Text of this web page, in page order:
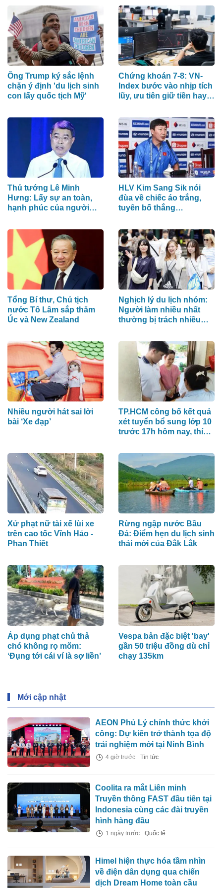
Ông Trump ký sắc lệnh
chặn ý định 'du lịch sinh
con lấy quốc tịch Mỹ'
Chứng khoán 7-8: VN-
Index bước vào nhịp tích
lũy, ưu tiên giữ tiền hay
Thủ tướng Lê Minh
Hưng: Lấy sự an toàn,
hạnh phúc của người
ninh mạng
HLV Kim Sang Sik nói
đùa về chiếc áo trắng,
tuyên bố thắng
hình mạnh nhất
Tổng Bí thư, Chủ tịch
nước Tô Lâm sắp thăm
Úc và New Zealand
Nghịch lý du lịch nhóm:
Người làm nhiều nhất
thường bị trách nhiều
Nhiều người hát sai lời
bài ‘Xe đạp’
TP.HCM công bố kết quả
xét tuyển bổ sung lớp 10
trước 17h hôm nay, thí
Xử phạt nữ tài xế lùi xe
trên cao tốc Vĩnh Hảo -
Phan Thiết
Rừng ngập nước Bầu
Đá: Điểm hẹn du lịch sinh
thái mới của Đắk Lắk
Áp dụng phạt chủ thả
chó không rọ mõm:
‘Đụng tới cái ví là sợ liền’
Vespa bản đặc biệt 'bay'
gần 50 triệu đồng dù chỉ
chạy 135km
Mới cập nhật
AEON Phủ Lý chính thức khởi
công: Dự kiến trở thành tọa độ
trải nghiệm mới tại Ninh Bình
4 giờ trước Tin tức
Coolita ra mắt Liên minh
Truyền thông FAST đầu tiên tại
Indonesia cùng các đài truyền
hình hàng đầu
1 ngày trước Quốc tế
Himel hiện thực hóa tầm nhìn
về điện dân dụng qua chiến
dịch Dream Home toàn cầu